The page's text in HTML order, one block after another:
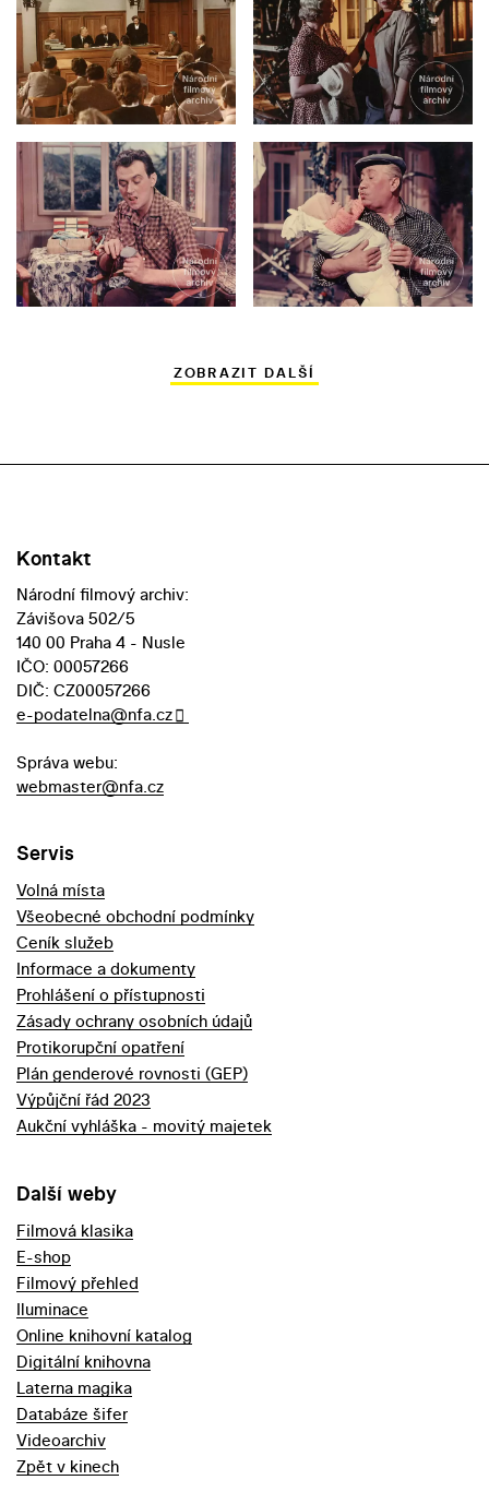
ZOBRAZIT DALŠÍ
Kontakt
Národní filmový archiv:
Závišova 502/5
140 00 Praha 4 - Nusle
IČO: 00057266
DIČ: CZ00057266
e-podatelna@nfa.cz
Správa webu:
webmaster@nfa.cz
Servis
Volná místa
Všeobecné obchodní podmínky
Ceník služeb
Informace a dokumenty
Prohlášení o přístupnosti
Zásady ochrany osobních údajů
Protikorupční opatření
Plán genderové rovnosti (GEP)
Výpůjční řád 2023
Aukční vyhláška - movitý majetek
Další weby
Filmová klasika
E-shop
Filmový přehled
Iluminace
Online knihovní katalog
Digitální knihovna
Laterna magika
Databáze šifer
Videoarchiv
Zpět v kinech